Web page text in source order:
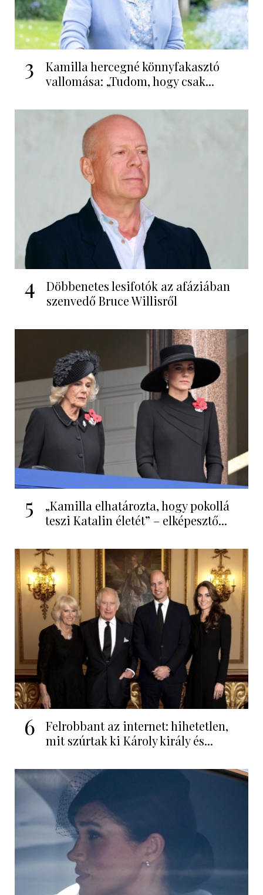
3
Kamilla hercegné könnyfakasztó
vallomása: „Tudom, hogy csak...
4
Döbbenetes lesifotók az afáziában
szenvedő Bruce Willisről
5
„Kamilla elhatározta, hogy pokollá
teszi Katalin életét” – elképesztő...
6
Felrobbant az internet: hihetetlen,
mit szúrtak ki Károly király és...